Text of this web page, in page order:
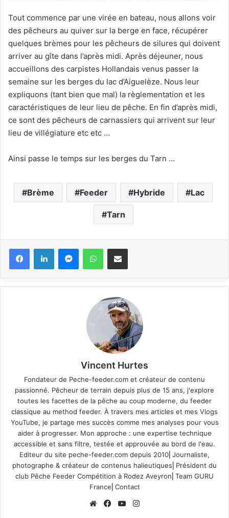
Tout commence par une virée en bateau, nous allons voir
des pêcheurs au quiver sur la berge en face, récupérer
quelques brèmes pour les pêcheurs de silures qui doivent
arriver au gîte dans l’après midi. Après déjeuner, nous
accueillons des carpistes Hollandais venus passer la
semaine sur les berges du lac d’Aiguelèze. Nous leur
expliquons (tant bien que mal) la règlementation et les
caractéristiques de leur lieu de pêche. En fin d’après midi,
ce sont des pêcheurs de carnassiers qui arrivent sur leur
lieu de villégiature etc etc …
Ainsi passe le temps sur les berges du Tarn …
Brème Feeder Hybride Lac
Tarn
Vincent Hurtes
Fondateur de Peche-feeder.com et créateur de contenu
passionné. Pêcheur de terrain depuis plus de 15 ans, j'explore
toutes les facettes de la pêche au coup moderne, du feeder
classique au method feeder. À travers mes articles et mes Vlogs
YouTube, je partage mes succès comme mes analyses pour vous
aider à progresser. Mon approche : une expertise technique
accessible et sans filtre, testée et approuvée au bord de l'eau.
Editeur du site peche-feeder.com depuis 2010⎢Journaliste,
photographe & créateur de contenus halieutiques⎢Président du
club Pêche Feeder Compétition à Rodez Aveyron⎢Team GURU
France⎢ Contact
We
Fa
Yo